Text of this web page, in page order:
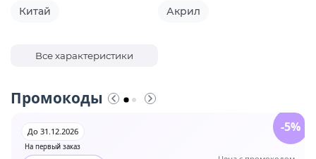
Китай Акрил
Все характеристики
Промокоды
На первый заказ
До 31.12.2026 -5%